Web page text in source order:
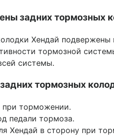
задних тормозных
Хендай
тормозной
системы.
тормозных
торможении.
педали тормоза.
Хендай в сторону при